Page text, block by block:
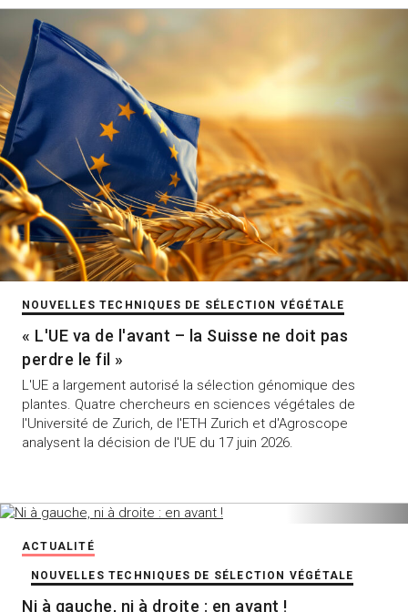
NOUVELLES TECHNIQUES DE SÉLECTION VÉGÉTALE
« L'UE va de l'avant – la Suisse ne doit pas
perdre le fil »
L'UE a largement autorisé la sélection génomique des
plantes. Quatre chercheurs en sciences végétales de
l'Université de Zurich, de l'ETH Zurich et d'Agroscope
analysent la décision de l'UE du 17 juin 2026.
ACTUALITÉ
NOUVELLES TECHNIQUES DE SÉLECTION VÉGÉTALE
Ni à gauche, ni à droite : en avant !